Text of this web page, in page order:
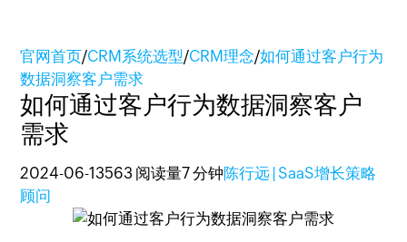
官网首页/CRM系统选型/CRM理念/如何通过客户行为
数据洞察客户需求
如何通过客户行为数据洞察客户
需求
2024-06-13563 阅读量7 分钟陈行远 | SaaS增长策略
顾问